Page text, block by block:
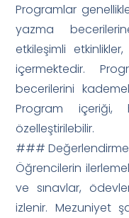
Programlar
yazma
etkileşimli
içermektedir.
becerilerini
Program
özelleştirilebilir.
### Değerlendirme
Öğrencilerin
ve sınavlar,
izlenir. Mezuniyet